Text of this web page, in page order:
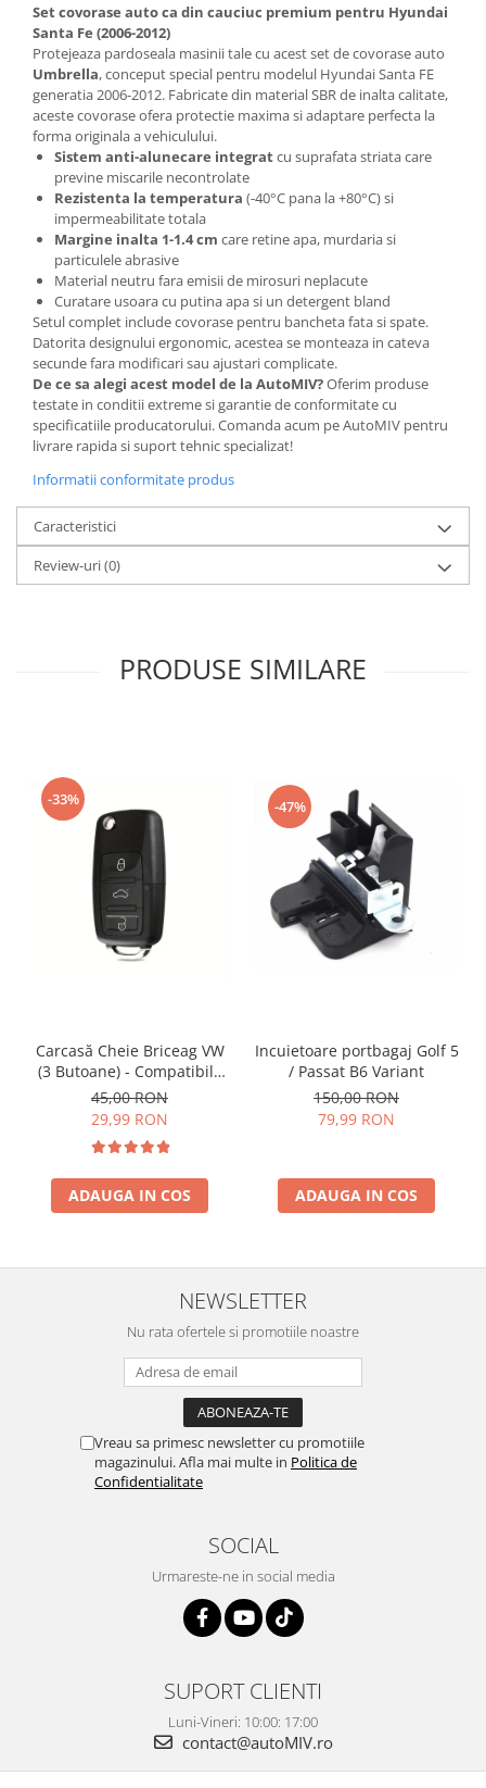
Curatare si Detailing Exterior
Articole Auto Sezoniere
Produse de Iarna
Cabluri Pornire
Produse de Vara
Set covorase auto ca din cauciuc premium pentru Hyundai
Santa Fe (2006-2012)
Protejeaza pardoseala masinii tale cu acest set de covorase auto
Umbrella, conceput special pentru modelul Hyundai Santa FE
generatia 2006-2012. Fabricate din material SBR de inalta calitate,
aceste covorase ofera protectie maxima si adaptare perfecta la
forma originala a vehiculului.
Sistem anti-alunecare integratcu suprafata striata care
previne miscarile necontrolate
Rezistenta la temperatura (-40°C pana la +80°C) si
impermeabilitate totala
Margine inalta 1-1.4 cm care retine apa, murdaria si
particulele abrasive
Material neutru fara emisii de mirosuri neplacute
Curatare usoara cu putina apa si un detergent bland
Setul complet include covorase pentru bancheta fata si spate.
Datorita designului ergonomic, acestea se monteaza in cateva
secunde fara modificari sau ajustari complicate.
De ce sa alegi acest model de la AutoMIV?Oferim produse
testate in conditii extreme si garantie de conformitate cu
specificatiile producatorului. Comanda acum pe AutoMIV pentru
livrare rapida si suport tehnic specializat!
Informatii conformitate produs
Caracteristici
Review-uri(0)
PRODUSE SIMILARE
-33%
Carcasă Cheie Briceag VW
(3 Butoane) - Compatibilă
Golf 5, Jetta, Touran etc
45,00 RON
29,99 RON
ADAUGA IN COS
-47%
Incuietoare portbagaj Golf 5
/ Passat B6 Variant
150,00 RON
79,99 RON
ADAUGA IN COS
NEWSLETTER
Nu rata ofertele si promotiile noastre
Vreau sa primesc newsletter cu promotiile
magazinului. Afla mai multe in Politica de
Confidentialitate
SOCIAL
Urmareste-ne in social media
SUPORT CLIENTI
Luni-Vineri: 10:00: 17:00
contact@autoMIV.ro